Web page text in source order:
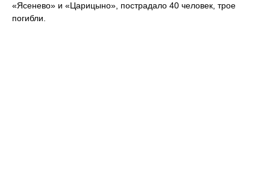
«Ясенево» и «Царицыно», пострадало 40 человек, трое
погибли.